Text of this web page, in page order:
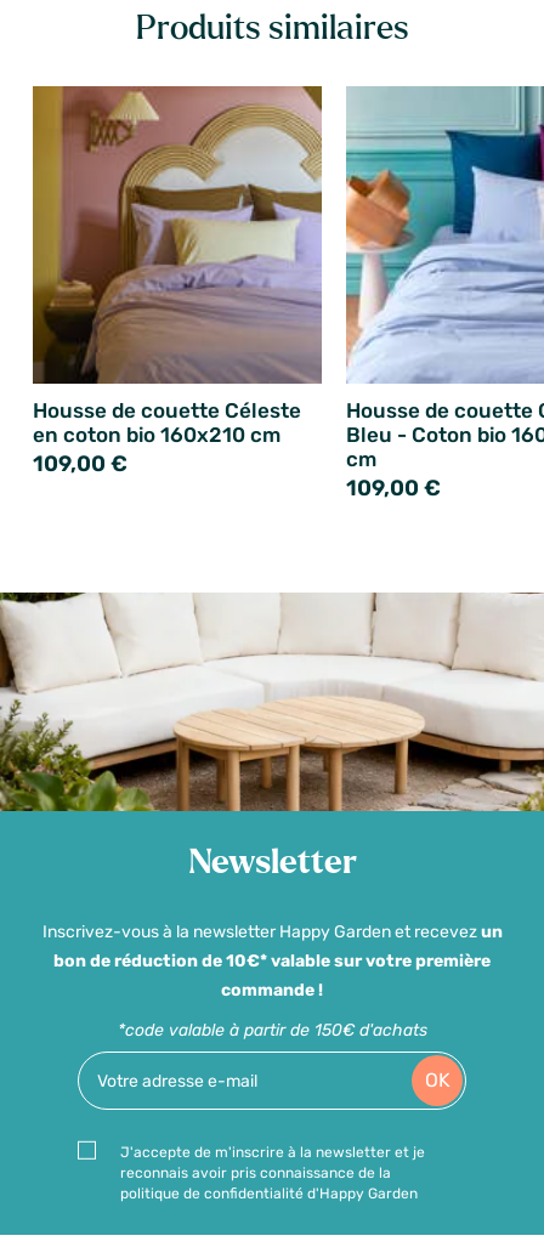
Produits similaires
Housse de couette Céleste
en coton bio 160x210 cm
109,00 €
Housse de couette
Bleu - Coton bio
cm
109,00 €
Newsletter
Inscrivez-vous à la newsletter Happy Garden et recevezun
bon de réduction de 10€* valable sur votre première
commande !
*code valable à partir de 150€ d'achats
OK
J'accepte de m'inscrire à la newsletter et je
reconnais avoir pris connaissance de la
politique de confidentialité d'Happy Garden